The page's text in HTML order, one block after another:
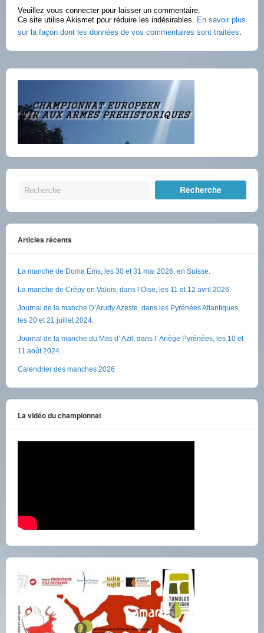
Veuillez vous connecter pour laisser un commentaire.
Ce site utilise Akismet pour réduire les indésirables. En savoir plus
sur la façon dont les données de vos commentaires sont traitées.
Articles récents
La manche de Doma Ems, les 30 et 31 mai 2026, en Suisse.
La manche de Crèpy en Valois, dans l’Oise, les 11 et 12 avril 2026.
Journal de la manche D’Arudy Azeste, dans les Pyrénées Atlantiques,
les 20 et 21 juillet 2024.
Journal de la manche du Mas d’ Azil, dans l’ Ariège Pyrénées, les 10 et
11 août 2024.
Calendrier des manches 2026
La vidéo du championnat